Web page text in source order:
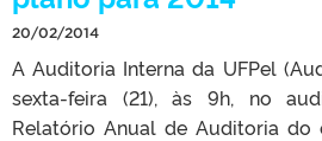
20/02/2014
A Auditoria Interna da UFPel
sexta-feira (21), às 9h, no
Relatório Anual de Auditoria do